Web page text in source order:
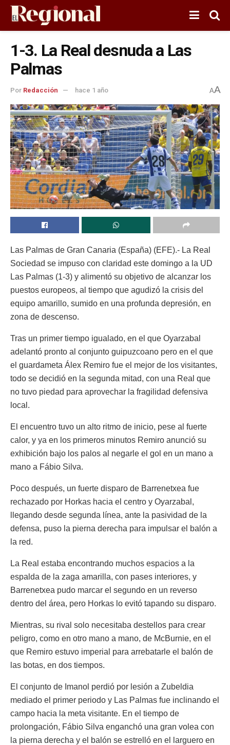
1-3. La Real desnuda a Las
Palmas
Por Redacción hace 1 año AA
Las Palmas de Gran Canaria (España) (EFE).- La Real
Sociedad se impuso con claridad este domingo a la UD
Las Palmas (1-3) y alimentó su objetivo de alcanzar los
puestos europeos, al tiempo que agudizó la crisis del
equipo amarillo, sumido en una profunda depresión, en
zona de descenso.
Tras un primer tiempo igualado, en el que Oyarzabal
adelantó pronto al conjunto guipuzcoano pero en el que
el guardameta Álex Remiro fue el mejor de los visitantes,
todo se decidió en la segunda mitad, con una Real que
no tuvo piedad para aprovechar la fragilidad defensiva
local.
El encuentro tuvo un alto ritmo de inicio, pese al fuerte
calor, y ya en los primeros minutos Remiro anunció su
exhibición bajo los palos al negarle el gol en un mano a
mano a Fábio Silva.
Poco después, un fuerte disparo de Barrenetxea fue
rechazado por Horkas hacia el centro y Oyarzabal,
llegando desde segunda línea, ante la pasividad de la
defensa, puso la pierna derecha para impulsar el balón a
la red.
La Real estaba encontrando muchos espacios a la
espalda de la zaga amarilla, con pases interiores, y
Barrenetxea pudo marcar el segundo en un reverso
dentro del área, pero Horkas lo evitó tapando su disparo.
Mientras, su rival solo necesitaba destellos para crear
peligro, como en otro mano a mano, de McBurnie, en el
que Remiro estuvo imperial para arrebatarle el balón de
las botas, en dos tiempos.
El conjunto de Imanol perdió por lesión a Zubeldia
mediado el primer periodo y Las Palmas fue inclinando el
campo hacia la meta visitante. En el tiempo de
prolongación, Fábio Silva enganchó una gran volea con
la pierna derecha y el balón se estrelló en el larguero en